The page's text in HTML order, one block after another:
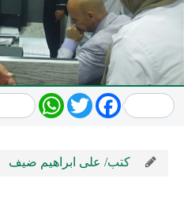
WhatsApp
TwitterFacebook
كتب/ على ابراهيم ضيف